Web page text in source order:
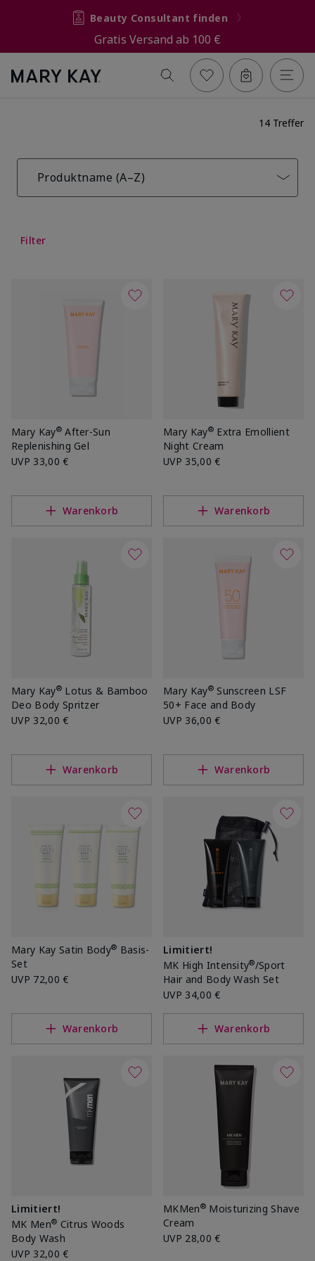
Beauty Consultant finden
Gratis Versand ab 100 €
14 Treffer
Produktname (A–Z)
Filter
Mary Kay®After-Sun
Replenishing Gel
UVP 33,00 €
Warenkorb
Mary Kay®Extra Emollient
Night Cream
UVP 35,00 €
Warenkorb
Mary Kay®Lotus & Bamboo
Deo Body Spritzer
UVP 32,00 €
Warenkorb
Mary Kay®Sunscreen LSF
50+ Face and Body
UVP 36,00 €
Warenkorb
Mary Kay Satin Body® Basis-
Set
UVP 72,00 €
Warenkorb
Limitiert!
MK High Intensity®/Sport
Hair and Body Wash Set
UVP 34,00 €
Warenkorb
Limitiert!
MK Men® Citrus Woods
Body Wash
UVP 32,00 €
MKMen®Moisturizing Shave
Cream
UVP 28,00 €